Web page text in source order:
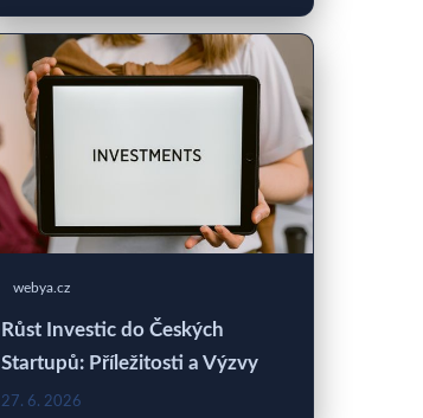
webya.cz
Růst Investic do Českých
Startupů: Příležitosti a Výzvy
27. 6. 2026